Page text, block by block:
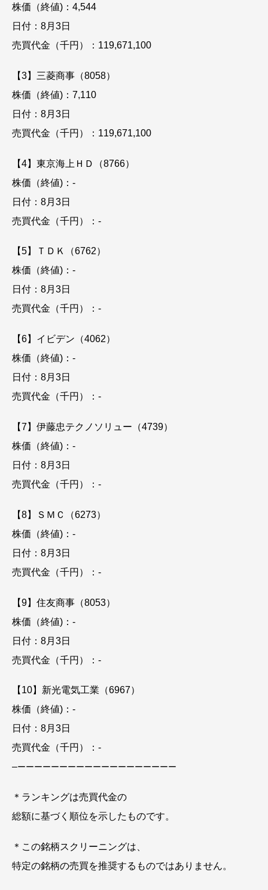
株価（終値)：4,544
日付：8月3日
売買代金（千円）：119,671,100
【3】三菱商事（8058）
株価（終値)：7,110
日付：8月3日
売買代金（千円）：119,671,100
【4】東京海上ＨＤ（8766）
株価（終値)：-
日付：8月3日
売買代金（千円）：-
【5】ＴＤＫ（6762）
株価（終値)：-
日付：8月3日
売買代金（千円）：-
【6】イビデン（4062）
株価（終値)：-
日付：8月3日
売買代金（千円）：-
【7】伊藤忠テクノソリュー（4739）
株価（終値)：-
日付：8月3日
売買代金（千円）：-
【8】ＳＭＣ（6273）
株価（終値)：-
日付：8月3日
売買代金（千円）：-
【9】住友商事（8053）
株価（終値)：-
日付：8月3日
売買代金（千円）：-
【10】新光電気工業（6967）
株価（終値)：-
日付：8月3日
売買代金（千円）：-
–ーーーーーーーーーーーーーーーーーーー
＊ランキングは売買代金の
総額に基づく順位を示したものです。
＊この銘柄スクリーニングは、
特定の銘柄の売買を推奨するものではありません。